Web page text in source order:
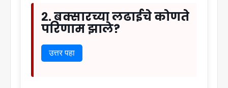
२. बक्सारच्या लढाईचे कोणते
परिणाम झाले?
उत्तर पहा